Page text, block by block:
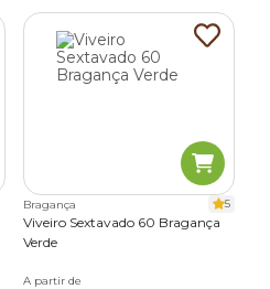
Bragança 5
Viveiro Sextavado 60 Bragança
Verde
A partir de